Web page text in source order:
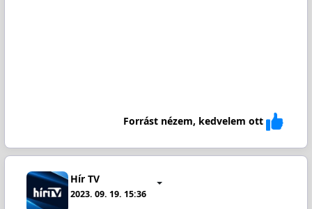
Forrást nézem, kedvelem ott
Hír TV
2023. 09. 19. 15:36